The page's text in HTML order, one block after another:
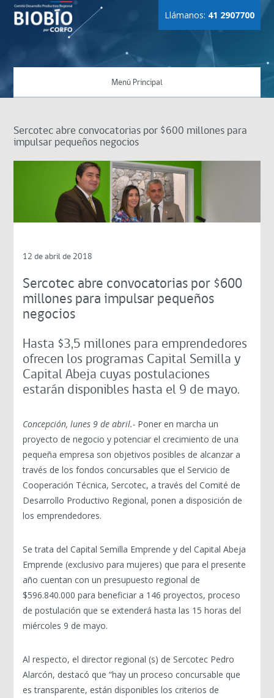
Llámanos: 41 2907700
Menú Principal
Sercotec abre convocatorias por $600 millones para
impulsar pequeños negocios
12 de abril de 2018
Sercotec abre convocatorias por $600
millones para impulsar pequeños
negocios
Hasta $3,5 millones para emprendedores
ofrecen los programas Capital Semilla y
Capital Abeja cuyas postulaciones
estarán disponibles hasta el 9 de mayo.
Concepción, lunes 9 de abril.- Poner en marcha un
proyecto de negocio y potenciar el crecimiento de una
pequeña empresa son objetivos posibles de alcanzar a
través de los fondos concursables que el Servicio de
Cooperación Técnica, Sercotec, a través del Comité de
Desarrollo Productivo Regional, ponen a disposición de
los emprendedores.
Se trata del Capital Semilla Emprende y del Capital Abeja
Emprende (exclusivo para mujeres) que para el presente
año cuentan con un presupuesto regional de
$596.840.000 para beneficiar a 146 proyectos, proceso
de postulación que se extenderá hasta las 15 horas del
miércoles 9 de mayo.
Al respecto, el director regional (s) de Sercotec Pedro
Alarcón, destacó que “hay un proceso concursable que
es transparente, están disponibles los criterios de